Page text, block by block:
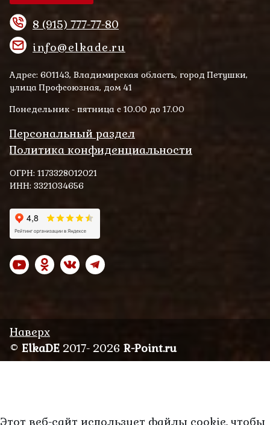
8 (915) 777-77-80
info@elkade.ru
Адрес: 601143, Владимирская область, город Петушки,
улица Профсоюзная, дом 41
Понедельник - пятница с 10.00 до 17.00
Персональный раздел
Политика конфиденциальности
ОГРН: 1173328012021
ИНН: 3321034656
Наверх
© ElkaDE 2017- 2026 R-Point.ru
Этот веб-сайт использует файлы cookie, чтобы